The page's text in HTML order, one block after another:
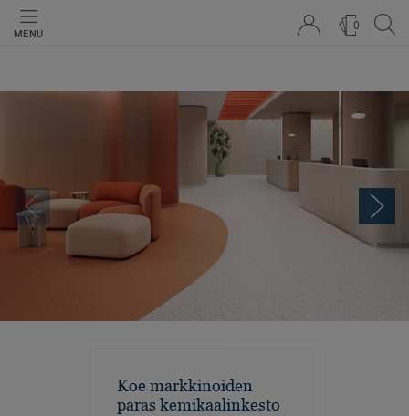
MENU
0
Koe markkinoiden
paras kemikaalinkesto